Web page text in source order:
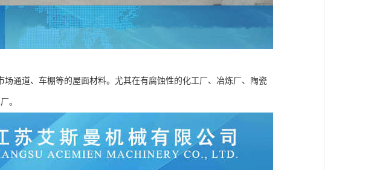
通道、车棚等的屋面材料。尤其在有腐蚀性的化工厂、冶炼厂、陶瓷
。